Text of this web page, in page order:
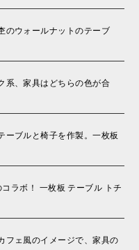
のウォールナットのテーブ
系、家具はどちらの色が合
ーブルと椅子を作製。一枚板
ラボ！ 一枚板 テーブル トチ
フェ風のイメージで、家具の